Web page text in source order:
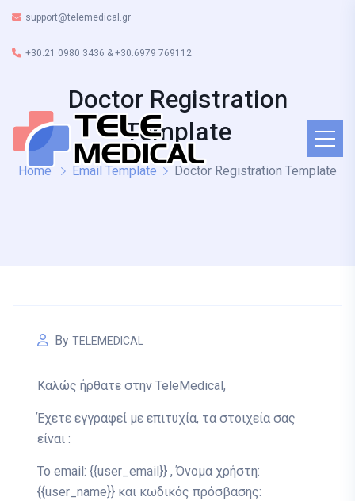
support@telemedical.gr
+30.21 0980 3436 & +30.6979 769112
Doctor Registration
Template
Home Email Template Doctor Registration Template
By TELEMEDICAL
Καλώς ήρθατε στην TeleMedical,
Έχετε εγγραφεί με επιτυχία, τα στοιχεία σας
είναι :
Το email: {{user_email}} , Όνομα χρήστη:
{{user_name}} και κωδικός πρόσβασης: